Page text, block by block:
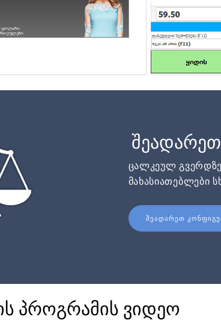
ცალკეულ
მახასიათებლები
ᲨᲔᲐᲓᲐᲠᲔᲗ
პროგრამის ვიდეო